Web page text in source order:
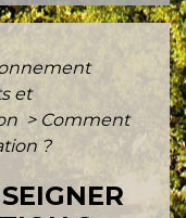
et
> Comment
?